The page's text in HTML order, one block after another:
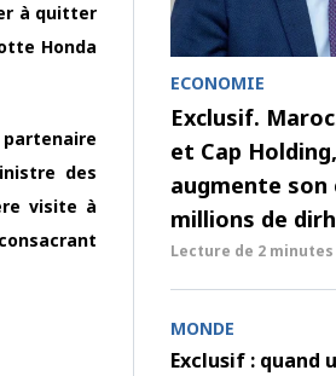
à quitter
Honda
des
visite à
ECONOMIE
Exclusif.
et Cap
augmente son
millions de
Lecture de 2 minutes
MONDE
Exclusif : quand